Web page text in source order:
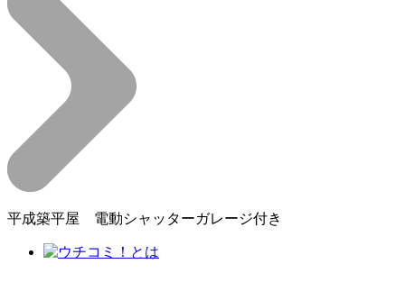
平成築平屋 電動シャッターガレージ付き